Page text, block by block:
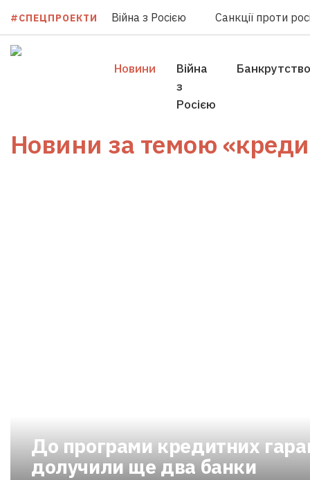
#СПЕЦПРОЕКТИ Війна з Росією Санкції проти
Новини
Війна
з
Росією
Банкрутство
Новини за темою
До програми кредитних
долучили ще два банки